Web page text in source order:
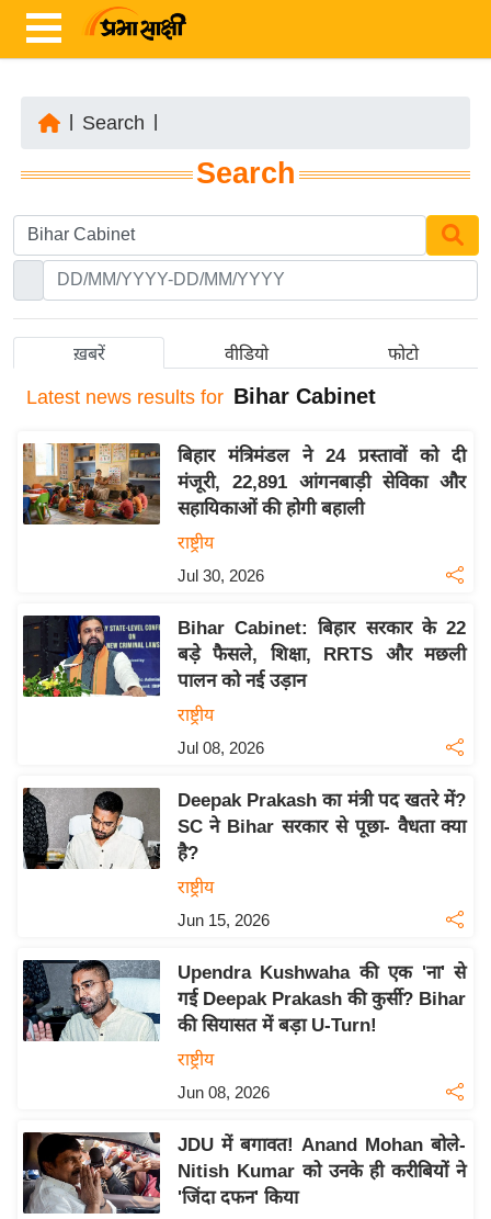
ज़ा
ख
र
ष्ट्री
अं
र्रा
ष्ट्री
य
स
उ
द्यो
ग
त
वि
शे
रा
य
ब
ल
क्रि
के
Search
Search
ख़बरें वीडियो फोटो
Latest news results for Bihar Cabinet
बिहार मंत्रिमंडल ने 24 प्रस्तावों को दी
मंजूरी, 22,891 आंगनबाड़ी सेविका और
सहायिकाओं की होगी बहाली
राष्ट्रीय
Jul 30, 2026
Bihar Cabinet: बिहार सरकार के 22
बड़े फैसले, शिक्षा, RRTS और मछली
पालन को नई उड़ान
राष्ट्रीय
Jul 08, 2026
Deepak Prakash का मंत्री पद खतरे में?
SC ने Bihar सरकार से पूछा- वैधता क्या
है?
राष्ट्रीय
Jun 15, 2026
Upendra Kushwaha की एक 'ना' से
गई Deepak Prakash की कुर्सी? Bihar
की सियासत में बड़ा U-Turn!
राष्ट्रीय
Jun 08, 2026
JDU में बगावत! Anand Mohan बोले-
Nitish Kumar को उनके ही करीबियों ने
'जिंदा दफन' किया